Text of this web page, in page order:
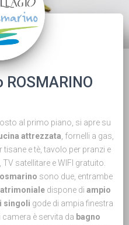
al primo piano, si apre su
attrezzata , fornelli a gas,
e tè, tavolo per pranzi e
satellitare e WIFI gratuito.
sono due, entrambe
dispone di ampio
singoli gode di ampia finestra
camera è servita da bagno